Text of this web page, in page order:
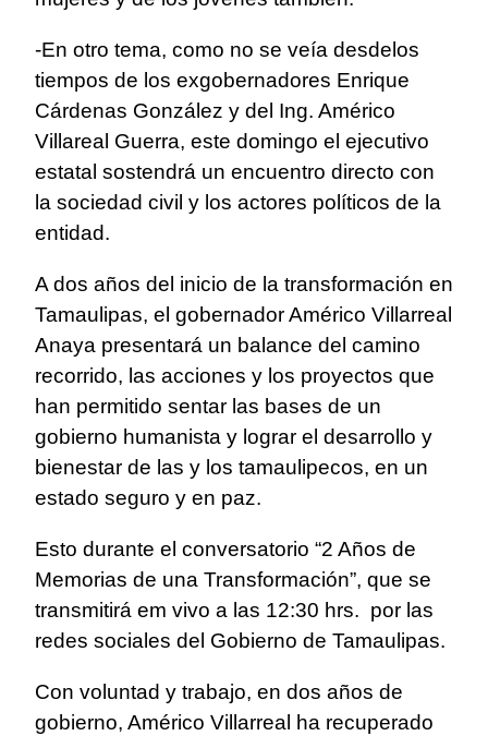
-En otro tema, como no se veía desdelos
tiempos de los exgobernadores Enrique
Cárdenas González y del Ing. Américo
Villareal Guerra, este domingo el ejecutivo
estatal sostendrá un encuentro directo con
la sociedad civil y los actores políticos de la
entidad.
A dos años del inicio de la transformación en
Tamaulipas, el gobernador Américo Villarreal
Anaya presentará un balance del camino
recorrido, las acciones y los proyectos que
han permitido sentar las bases de un
gobierno humanista y lograr el desarrollo y
bienestar de las y los tamaulipecos, en un
estado seguro y en paz.
Esto durante el conversatorio “2 Años de
Memorias de una Transformación”, que se
transmitirá em vivo a las 12:30 hrs. por las
redes sociales del Gobierno de Tamaulipas.
Con voluntad y trabajo, en dos años de
gobierno, Américo Villarreal ha recuperado